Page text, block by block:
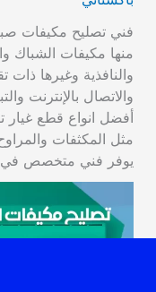
فني تصليح مكيفات
منها مكيفات الشباك
والنافذية وغيرها
والاتصال بالإنترنت
أفضل انواع قطع
مثل المكثفات والمراوح
يوفر فني متخصص في